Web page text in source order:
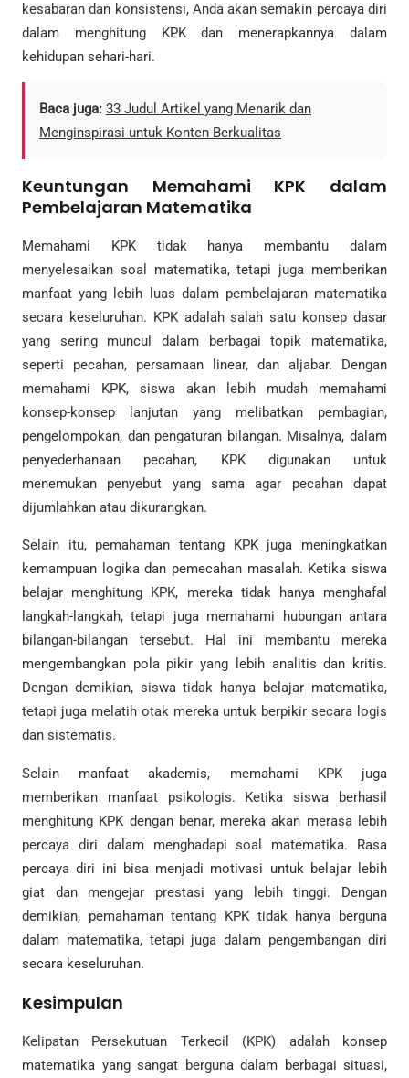
kesabaran dan konsistensi, Anda akan semakin percaya diri
dalam menghitung KPK dan menerapkannya dalam
kehidupan sehari-hari.
Baca juga: 33 Judul Artikel yang Menarik dan
Menginspirasi untuk Konten Berkualitas
Keuntungan Memahami KPK dalam
Pembelajaran Matematika
Memahami KPK tidak hanya membantu dalam
menyelesaikan soal matematika, tetapi juga memberikan
manfaat yang lebih luas dalam pembelajaran matematika
secara keseluruhan. KPK adalah salah satu konsep dasar
yang sering muncul dalam berbagai topik matematika,
seperti pecahan, persamaan linear, dan aljabar. Dengan
memahami KPK, siswa akan lebih mudah memahami
konsep-konsep lanjutan yang melibatkan pembagian,
pengelompokan, dan pengaturan bilangan. Misalnya, dalam
penyederhanaan pecahan, KPK digunakan untuk
menemukan penyebut yang sama agar pecahan dapat
dijumlahkan atau dikurangkan.
Selain itu, pemahaman tentang KPK juga meningkatkan
kemampuan logika dan pemecahan masalah. Ketika siswa
belajar menghitung KPK, mereka tidak hanya menghafal
langkah-langkah, tetapi juga memahami hubungan antara
bilangan-bilangan tersebut. Hal ini membantu mereka
mengembangkan pola pikir yang lebih analitis dan kritis.
Dengan demikian, siswa tidak hanya belajar matematika,
tetapi juga melatih otak mereka untuk berpikir secara logis
dan sistematis.
Selain manfaat akademis, memahami KPK juga
memberikan manfaat psikologis. Ketika siswa berhasil
menghitung KPK dengan benar, mereka akan merasa lebih
percaya diri dalam menghadapi soal matematika. Rasa
percaya diri ini bisa menjadi motivasi untuk belajar lebih
giat dan mengejar prestasi yang lebih tinggi. Dengan
demikian, pemahaman tentang KPK tidak hanya berguna
dalam matematika, tetapi juga dalam pengembangan diri
secara keseluruhan.
Kesimpulan
Kelipatan Persekutuan Terkecil (KPK) adalah konsep
matematika yang sangat berguna dalam berbagai situasi,